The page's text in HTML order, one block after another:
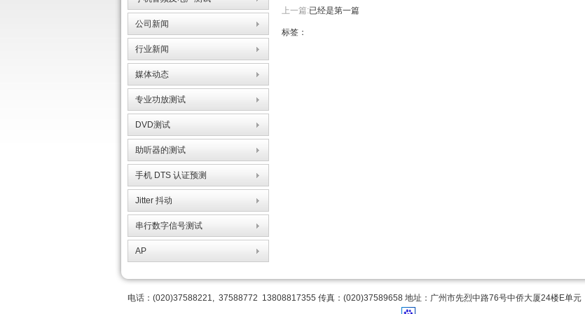
公司新闻
行业新闻
媒体动态
专业功放测试
DVD测试
助听器的测试
手机 DTS 认证预测
Jitter 抖动
串行数字信号测试
AP
上一篇:已经是第一篇
标签：
电话：(020)37588221, 37588772 13808817355 传真：(020)37589658 地址：广州市先烈中路76号中侨大厦24楼E单元